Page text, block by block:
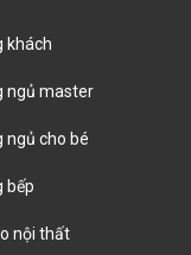
khách
ngủ master
ngủ cho bé
bếp
nội thất